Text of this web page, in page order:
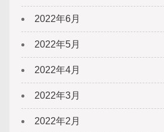
2022年6月
2022年5月
2022年4月
2022年3月
2022年2月